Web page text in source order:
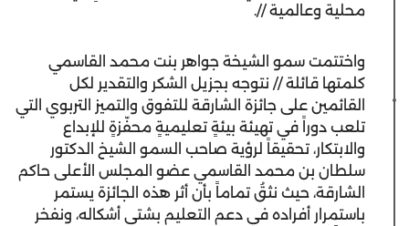
محلية وعالمية //.
واختتمت سمو الشيخة جواهر بنت محمد القاسمي
كلمتها قائلة // نتوجه بجزيل الشكر والتقدير لكل
القائمين على جائزة الشارقة للتفوق والتميز التربوي التي
تلعب دوراً في تهيئة بيئةٍ تعليميةٍ محفّزةٍ للإبداع
والابتكار، تحقيقاً لرؤية صاحب السمو الشيخ الدكتور
سلطان بن محمد القاسمي عضو المجلس الأعلى حاكم
الشارقة، حيث نثقُ تماماً بأن أثر هذه الجائزة يستمر
باستمرار أفراده في دعم التعليم بشتى أشكاله، ونفخر